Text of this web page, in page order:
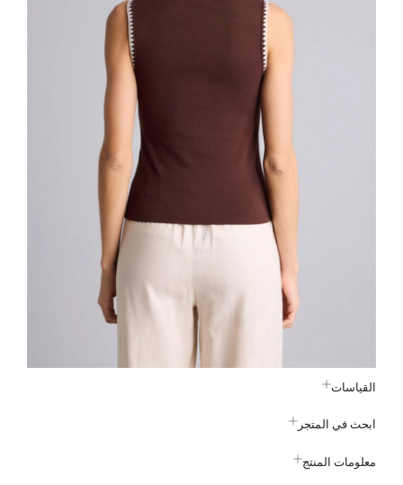
القياسات
ابحث في المتجر
معلومات المنتج